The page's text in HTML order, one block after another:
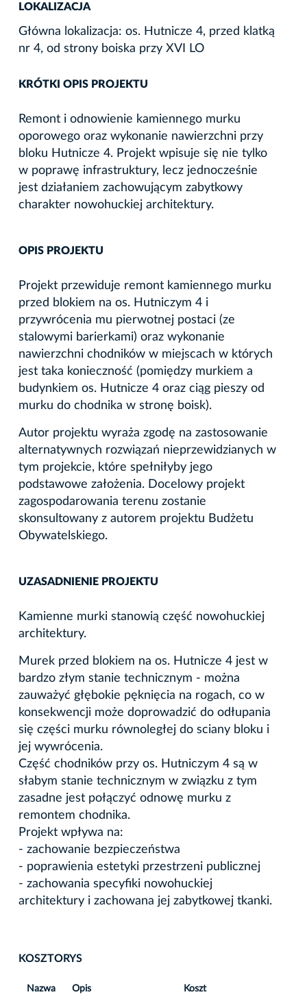
LOKALIZACJA
Główna lokalizacja: os. Hutnicze 4, przed klatką
nr 4, od strony boiska przy XVI LO
KRÓTKI OPIS PROJEKTU
Remont i odnowienie kamiennego murku
oporowego oraz wykonanie nawierzchni przy
bloku Hutnicze 4. Projekt wpisuje się nie tylko
w poprawę infrastruktury, lecz jednocześnie
jest działaniem zachowującym zabytkowy
charakter nowohuckiej architektury.
OPIS PROJEKTU
Projekt przewiduje remont kamiennego murku
przed blokiem na os. Hutniczym 4 i
przywrócenia mu pierwotnej postaci (ze
stalowymi barierkami) oraz wykonanie
nawierzchni chodników w miejscach w których
jest taka konieczność (pomiędzy murkiem a
budynkiem os. Hutnicze 4 oraz ciąg pieszy od
murku do chodnika w stronę boisk).
Autor projektu wyraża zgodę na zastosowanie
alternatywnych rozwiązań nieprzewidzianych w
tym projekcie, które spełniłyby jego
podstawowe założenia. Docelowy projekt
zagospodarowania terenu zostanie
skonsultowany z autorem projektu Budżetu
Obywatelskiego.
UZASADNIENIE PROJEKTU
Kamienne murki stanowią część nowohuckiej
architektury.
Murek przed blokiem na os. Hutnicze 4 jest w
bardzo złym stanie technicznym - można
zauważyć głębokie pęknięcia na rogach, co w
konsekwencji może doprowadzić do odłupania
się części murku równoległej do sciany bloku i
jej wywrócenia.
Część chodników przy os. Hutniczym 4 są w
słabym stanie technicznym w związku z tym
zasadne jest połączyć odnowę murku z
remontem chodnika.
Projekt wpływa na:
- zachowanie bezpieczeństwa
- poprawienia estetyki przestrzeni publicznej
- zachowania specyfiki nowohuckiej
architektury i zachowana jej zabytkowej tkanki.
KOSZTORYS
Nazwa Opis Koszt